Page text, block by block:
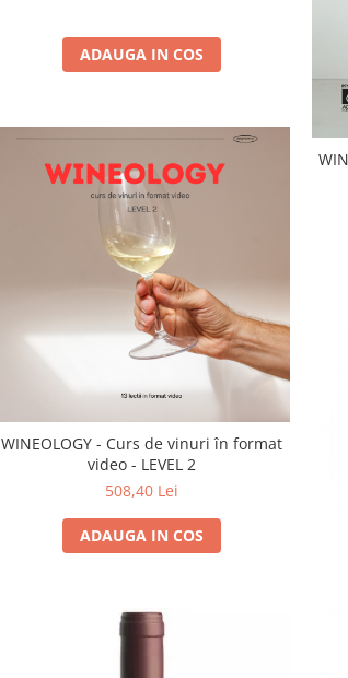
ADAUGA IN COS
WINEOLOGY - Curs de vinuri în format
video - LEVEL 2
508,40 Lei
ADAUGA IN COS